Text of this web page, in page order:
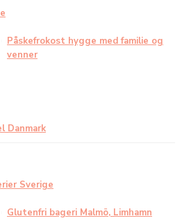
Påskefrokost hygge med familie og
venner
Danmark
Sverige
Glutenfri bageri Malmö, Limhamn